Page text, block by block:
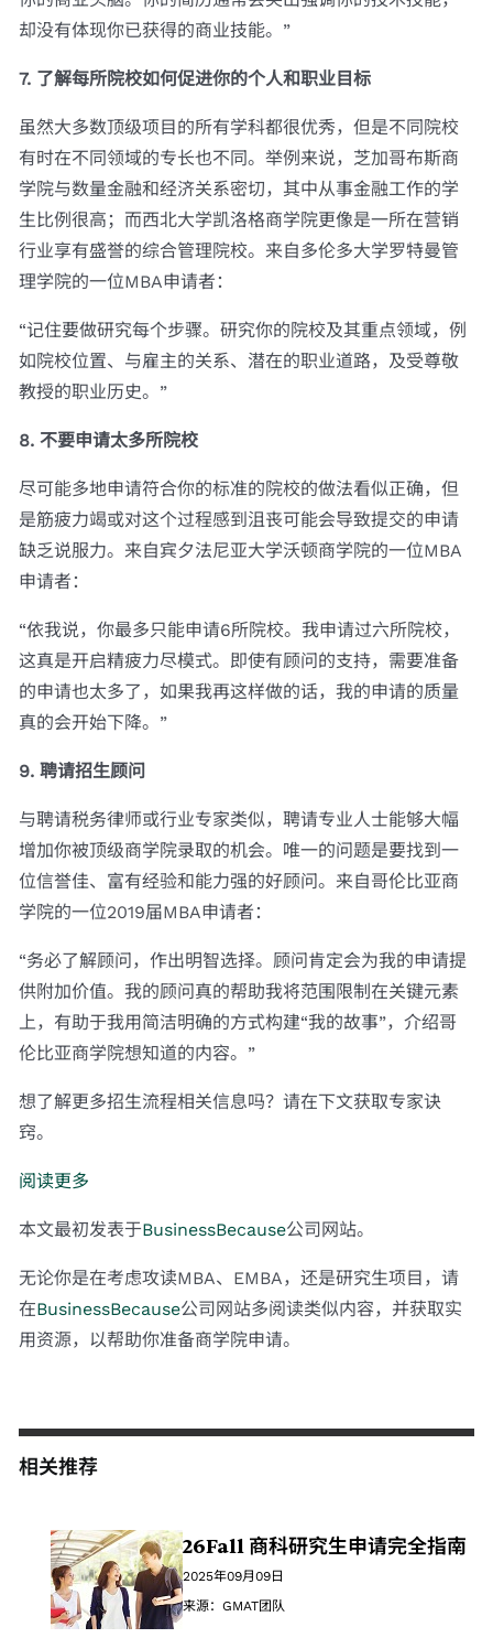
却没有体现你已获得的商业技能。”
7. 了解每所院校如何促进你的个人和职业目标
虽然大多数顶级项目的所有学科都很优秀，但是不同院校
有时在不同领域的专长也不同。举例来说，芝加哥布斯商
学院与数量金融和经济关系密切，其中从事金融工作的学
生比例很高；而西北大学凯洛格商学院更像是一所在营销
行业享有盛誉的综合管理院校。来自多伦多大学罗特曼管
理学院的一位MBA申请者：
“记住要做研究每个步骤。研究你的院校及其重点领域，例
如院校位置、与雇主的关系、潜在的职业道路，及受尊敬
教授的职业历史。”
8. 不要申请太多所院校
尽可能多地申请符合你的标准的院校的做法看似正确，但
是筋疲力竭或对这个过程感到沮丧可能会导致提交的申请
缺乏说服力。来自宾夕法尼亚大学沃顿商学院的一位MBA
申请者：
“依我说，你最多只能申请6所院校。我申请过六所院校，
这真是开启精疲力尽模式。即使有顾问的支持，需要准备
的申请也太多了，如果我再这样做的话，我的申请的质量
真的会开始下降。”
9. 聘请招生顾问
与聘请税务律师或行业专家类似，聘请专业人士能够大幅
增加你被顶级商学院录取的机会。唯一的问题是要找到一
位信誉佳、富有经验和能力强的好顾问。来自哥伦比亚商
学院的一位2019届MBA申请者：
“务必了解顾问，作出明智选择。顾问肯定会为我的申请提
供附加价值。我的顾问真的帮助我将范围限制在关键元素
上，有助于我用简洁明确的方式构建“我的故事”，介绍哥
伦比亚商学院想知道的内容。”
想了解更多招生流程相关信息吗？请在下文获取专家诀
窍。
阅读更多
本文最初发表于BusinessBecause公司网站。
无论你是在考虑攻读MBA、EMBA，还是研究生项目，请
在BusinessBecause公司网站多阅读类似内容，并获取实
用资源，以帮助你准备商学院申请。
相关推荐
26Fall 商科研究生申请完全指南
2025年09月09日
来源：GMAT团队